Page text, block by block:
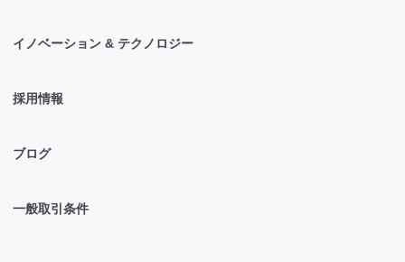
イノベーション & テクノロジー
採用情報
ブログ
一般取引条件